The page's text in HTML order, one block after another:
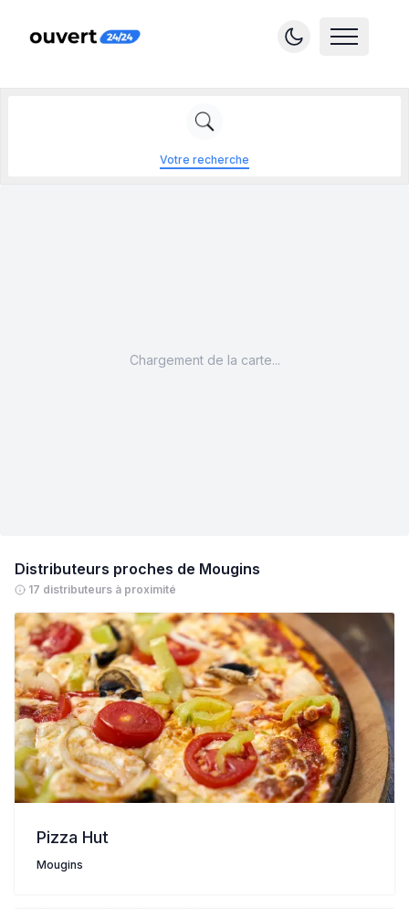
Votre recherche
Distributeurs proches de Mougins
17 distributeurs à proximité
Pizza Hut
Mougins
Chargement de la carte...